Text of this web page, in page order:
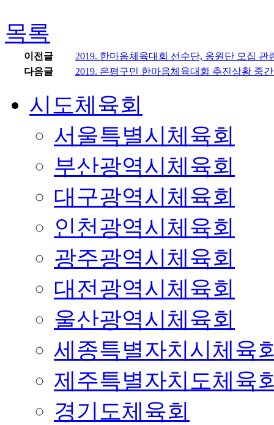
목록
이전글
2019. 한마음체육대회 선수단, 응원단 모집 관
다음글
2019. 은평구민 한마음체육대회 추진상황 중
시도체육회
서울특별시체육회
부산광역시체육회
대구광역시체육회
인천광역시체육회
광주광역시체육회
대전광역시체육회
울산광역시체육회
세종특별자치시체육
제주특별자치도체육
경기도체육회